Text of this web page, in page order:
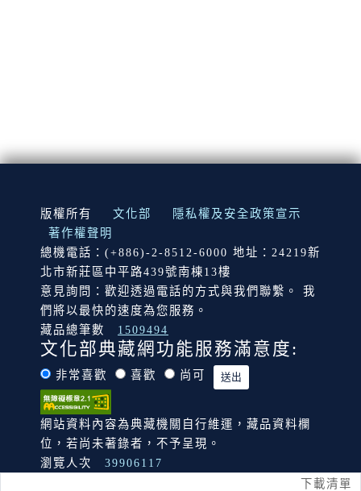
下載清單
:::
版權所有 文化部
隱私權及安全政策宣示
著作權聲明
總機電話：(+886)-2-8512-6000 地址：24219新
北市新莊區中平路439號南棟13樓
意見詢問：歡迎透過電話的方式與我們聯繫。 我
們將以最快的速度為您服務。
藏品總筆數
1509494
文化部典藏網功能服務滿意度:
非常喜歡 喜歡 尚可
網站資料內容為典藏機關自行維運，藏品資料欄
位，若尚未著錄者，不予呈現。
瀏覽人次
39906117